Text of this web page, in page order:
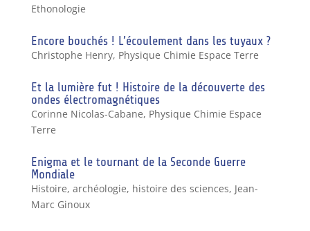
Ethonologie
Encore bouchés ! L’écoulement dans les tuyaux ?
Christophe Henry, Physique Chimie Espace Terre
Et la lumière fut ! Histoire de la découverte des
ondes électromagnétiques
Corinne Nicolas-Cabane, Physique Chimie Espace
Terre
Enigma et le tournant de la Seconde Guerre
Mondiale
Histoire, archéologie, histoire des sciences, Jean-
Marc Ginoux